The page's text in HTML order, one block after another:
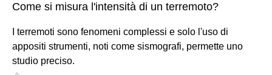
Come si misura l'intensità di un terremoto?
I terremoti sono fenomeni complessi e solo l'uso di
appositi strumenti, noti come sismografi, permette uno
studio preciso.